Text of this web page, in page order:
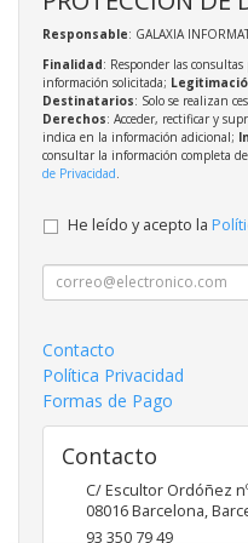
Responsable: GALAXIA
Finalidad: Responder las
información solicitada;
Destinatarios: Solo se realizan
Derechos: Acceder, rectificar y
indica en la información adicional;
consultar la información completa
de Privacidad
He leído y acepto la
Contacto
Política Privacidad
Formas de Pago
Contacto
C/ Escultor Ordóñez
08016Barcelona,
93 350 79 49